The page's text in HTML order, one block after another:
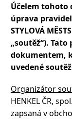
Účelem tohoto
úprava pravidel
STYLOVÁ
„soutěž“).
dokumentem,
uvedené
Organizátor
HENKEL ČR,
zapsaná v